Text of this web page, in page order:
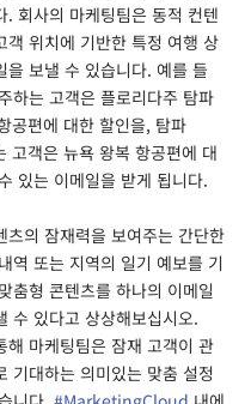
. 회사의 마케팅팀은 동적 컨텐
객 위치에 기반한 특정 여행 상
을 보낼 수 있습니다. 예를 들
하는 고객은 플로리다주 탐파
공편에 대한 할인을, 탐파
고객은 뉴욕 왕복 항공편에 대
있는 이메일을 받게 됩니다.
츠의 잠재력을 보여주는 간단한
역 또는 지역의 일기 예보를 기
춤형 콘텐츠를 하나의 이메일
수 있다고 상상해보십시오.
해 마케팅팀은 잠재 고객이 관
기대하는 의미있는 맞춤 설정